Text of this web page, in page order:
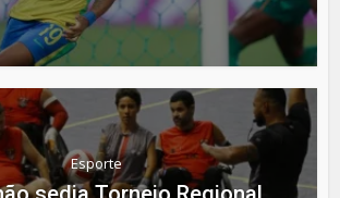
Esporte